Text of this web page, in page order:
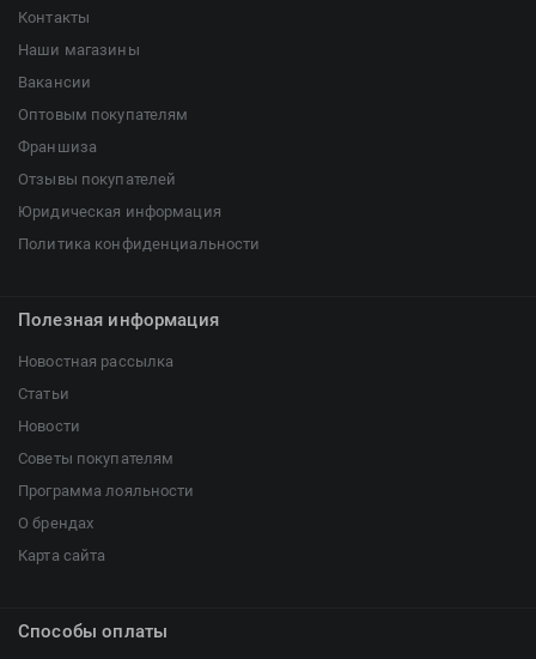
Контакты
Наши магазины
Вакансии
Оптовым покупателям
Франшиза
Отзывы покупателей
Юридическая информация
Политика конфиденциальности
Полезная информация
Новостная рассылка
Статьи
Новости
Советы покупателям
Программа лояльности
О брендах
Карта сайта
Способы оплаты